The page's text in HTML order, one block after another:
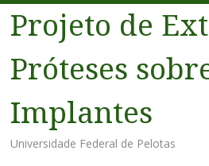
Projeto de
Próteses
Implantes
Universidade Federal de Pelotas